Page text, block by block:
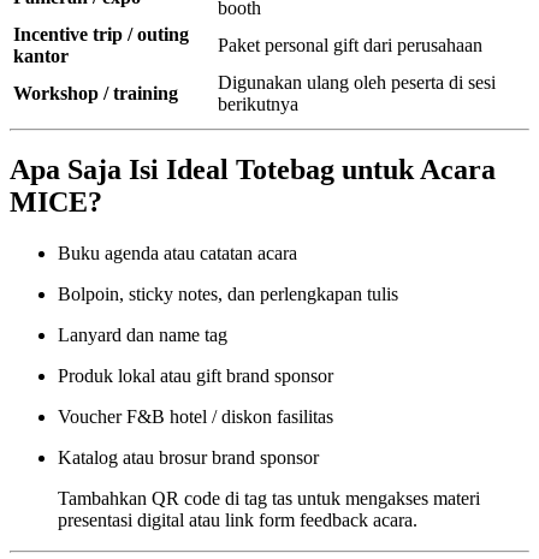
booth
Incentive trip / outing
kantor
Paket personal gift dari perusahaan
Workshop / training
Digunakan ulang oleh peserta di sesi
berikutnya
Apa Saja Isi Ideal Totebag untuk Acara
MICE?
Buku agenda atau catatan acara
Bolpoin, sticky notes, dan perlengkapan tulis
Lanyard dan name tag
Produk lokal atau gift brand sponsor
Voucher F&B hotel / diskon fasilitas
Katalog atau brosur brand sponsor
Tambahkan QR code di tag tas untuk mengakses materi
presentasi digital atau link form feedback acara.